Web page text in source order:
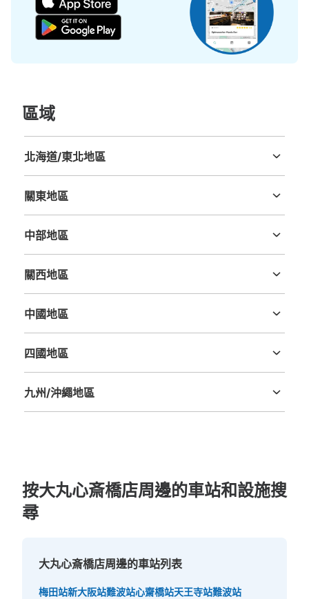
可保管的行李數
小的 : 15 /
¥400
付款方式
現金
大阪メトロ御堂筋線心斎橋駅北改札外コイ
ンロッカー①
本日營業時間
クリスタル長堀地下街・御堂筋メトロ広場 北改札口から2
番出口方向に歩き、南12出口階段下にある。
可保管的行李數
大的
區域
北海道/東北地區
關東地區
中部地區
關西地區
中國地區
四國地區
九州/沖繩地區
按大丸心斎橋店周邊的車站和設施搜
尋
大丸心斎橋店周邊的車站列表
梅田站新大阪站難波站心齋橋站天王寺站難波站